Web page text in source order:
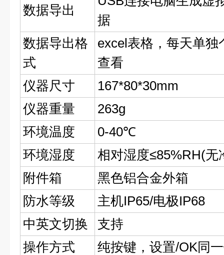
数据导出
据
数据导出格
式
excel表格，每天单
查看
仪器尺寸
167*80*30mm
仪器重量
263g
环境温度
0-40℃
环境湿度
相对湿度≤85%RH(无
附件箱
黑色铝合金外箱
防水等级
主机IP65/电极IP68
中英文切换
支持
操作方式
纯按键，设置/OK同